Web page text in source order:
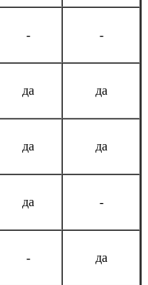
- -
да да
да да
да -
- да